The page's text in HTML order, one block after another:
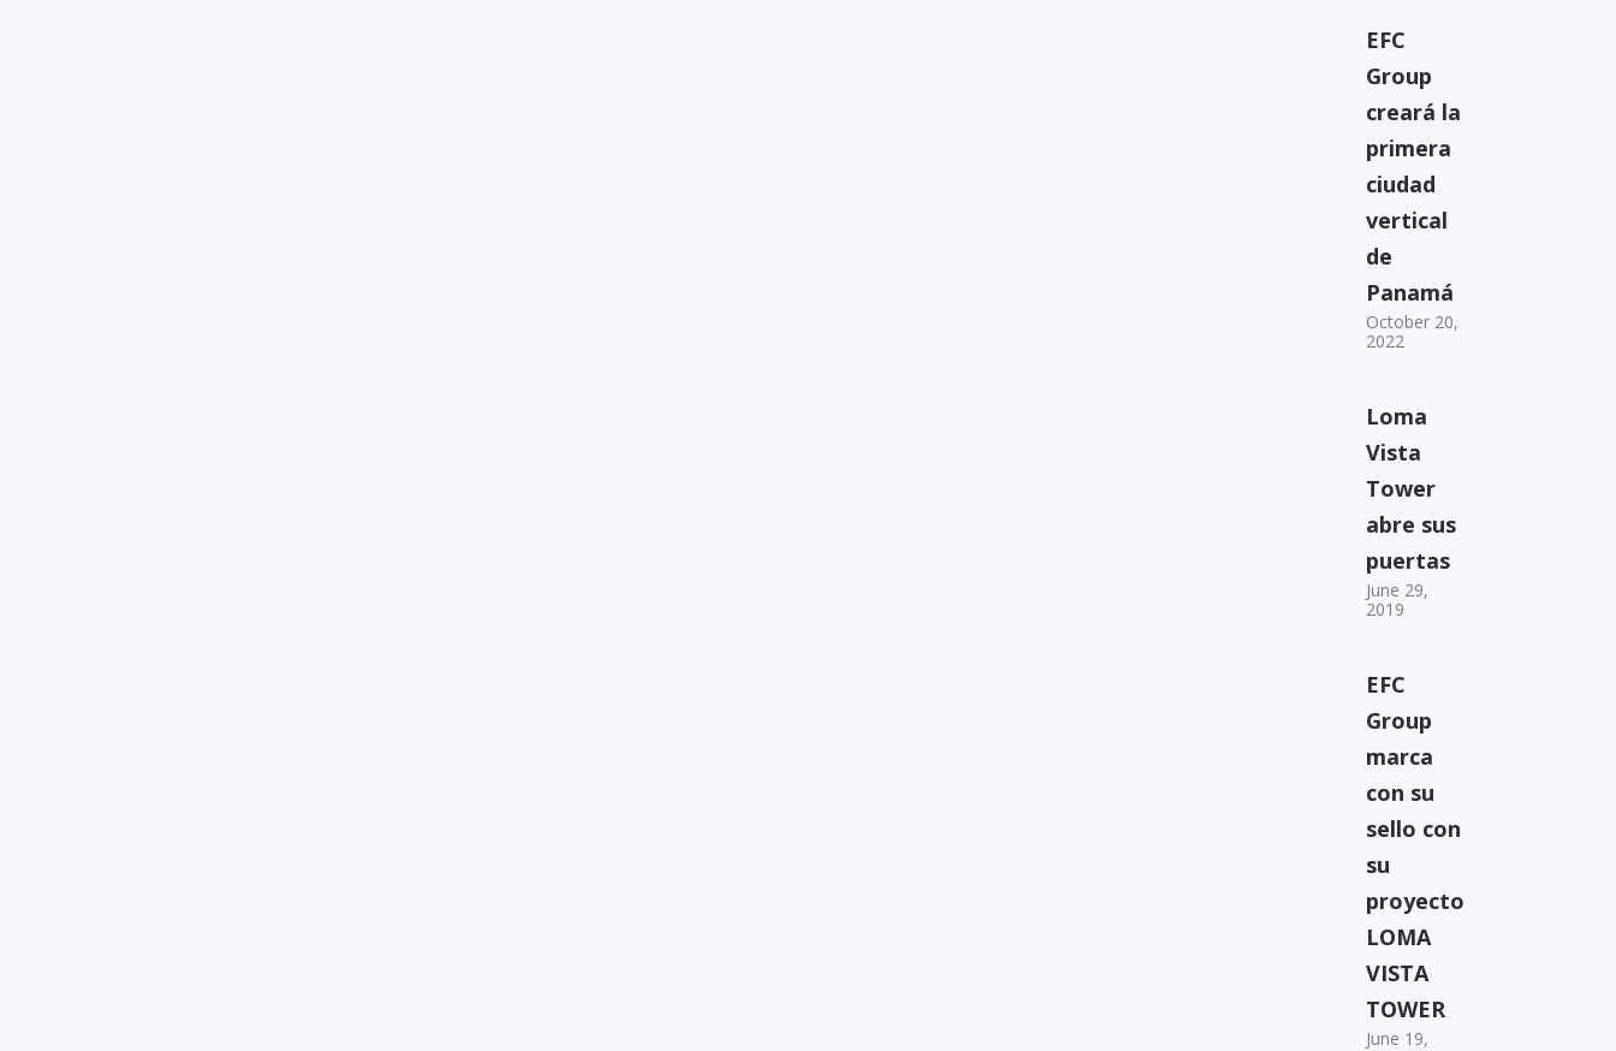
EFC
Group
creará la
primera
ciudad
vertical
de
Panamá
October 20,
2022
Loma
Vista
Tower
abre sus
puertas
June 29,
2019
EFC
Group
marca
con su
sello con
su
proyecto
LOMA
VISTA
TOWER
June 19,